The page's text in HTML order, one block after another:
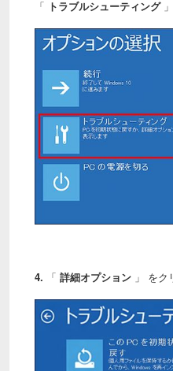
「 トラブルシューティング」
4. 「 詳細オプション 」 をク